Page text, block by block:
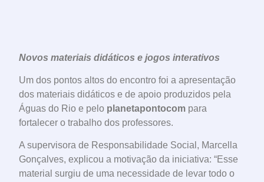
Novos materiais didáticos e jogos interativos
Um dos pontos altos do encontro foi a apresentação
dos materiais didáticos e de apoio produzidos pela
Águas do Rio e pelo planetapontocom para
fortalecer o trabalho dos professores.
A supervisora de Responsabilidade Social, Marcella
Gonçalves, explicou a motivação da iniciativa: “Esse
material surgiu de uma necessidade de levar todo o